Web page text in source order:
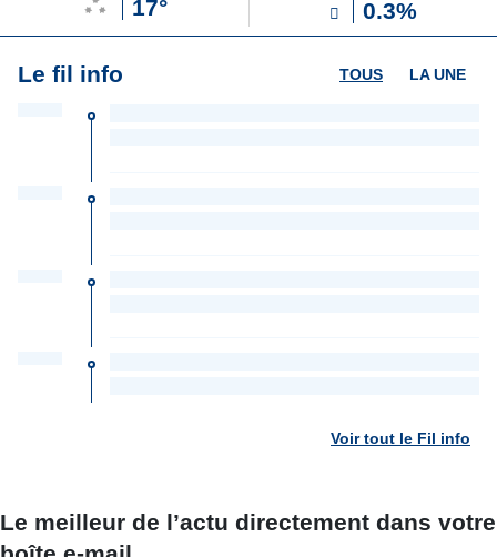
17° 0.3%
Le fil info LA UNE
TOUS
Voir tout le Fil info
Le meilleur de l’actu directement dans votre